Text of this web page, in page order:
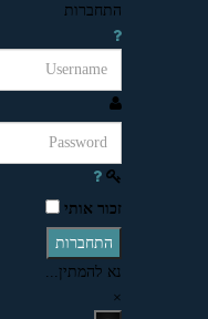
התחברות
זכור אותי
התחברות
נא להמתין...
×